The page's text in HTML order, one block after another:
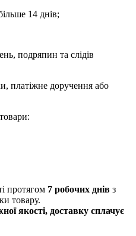
14 днів;
подряпин та слідів
платіжне доручення або
протягом 7 робочих днів з
товару.
якості, доставку сплачує